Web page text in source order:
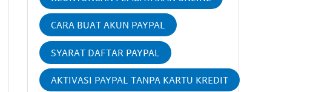
CARA BUAT AKUN PAYPAL
SYARAT DAFTAR PAYPAL
AKTIVASI PAYPAL TANPA KARTU KREDIT